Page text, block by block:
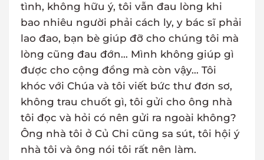
tình, không hữu ý, tôi vẫn đau lòng khi
bao nhiêu người phải cách ly, y bác sĩ phải
lao đao, bạn bè giúp đỡ cho chúng tôi mà
lòng cũng đau đớn... Mình không giúp gì
được cho cộng đồng mà còn vậy... Tôi
khóc với Chúa và tôi viết bức thư đơn sơ,
không trau chuốt gì, tôi gửi cho ông nhà
tôi đọc và hỏi có nên gửi ra ngoài không?
Ông nhà tôi ở Củ Chi cũng sa sút, tôi hội ý
nhà tôi và ông nói tôi rất nên làm.